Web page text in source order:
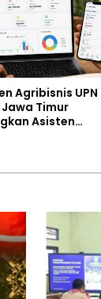
Agribisnis UPN
Timur
Asisten